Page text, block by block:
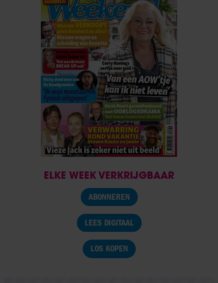
ELKE WEEK VERKRIJGBAAR
ABONNEREN
LEES DIGITAAL
LOS KOPEN